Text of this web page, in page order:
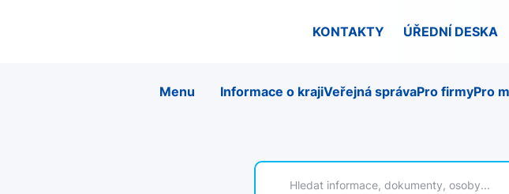
KONTAKTY ÚŘEDNÍ DESKA
Menu Informace o krajiVeřejná správaPro firmyPro